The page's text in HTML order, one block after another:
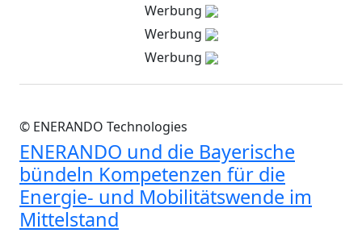
Werbung
Werbung
Werbung
© ENERANDO Technologies
ENERANDO und die Bayerische
bündeln Kompetenzen für die
Energie- und Mobilitätswende im
Mittelstand